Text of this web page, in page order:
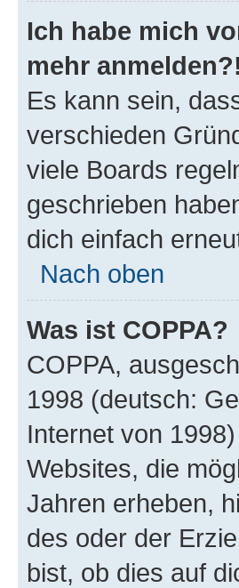
Ich habe mich
mehr anmelden?!
Es kann sein,
verschieden
viele Boards
geschrieben
dich einfach
Nach oben
Was ist COPPA?
COPPA,
1998 (deutsch:
Internet von
Websites, die
Jahren erheben,
des oder der
bist, ob dies auf